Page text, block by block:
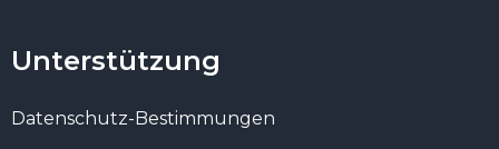
Unterstützung
Datenschutz-Bestimmungen